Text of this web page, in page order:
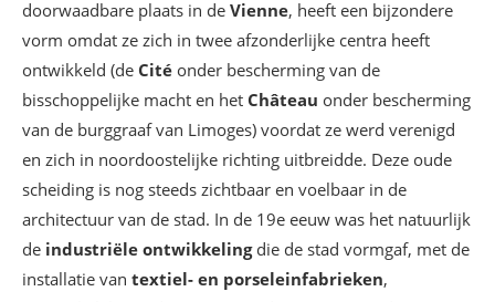
doorwaadbare plaats in de Vienne, heeft een bijzondere
vorm omdat ze zich in twee afzonderlijke centra heeft
ontwikkeld (de Cité onder bescherming van de
bisschoppelijke macht en het Château onder bescherming
van de burggraaf van Limoges) voordat ze werd verenigd
en zich in noordoostelijke richting uitbreidde. Deze oude
scheiding is nog steeds zichtbaar en voelbaar in de
architectuur van de stad. In de 19e eeuw was het natuurlijk
de industriële ontwikkelingdie de stad vormgaf, met de
installatie van textiel- en porseleinfabrieken,